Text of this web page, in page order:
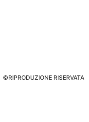
©RIPRODUZIONE RISERVATA